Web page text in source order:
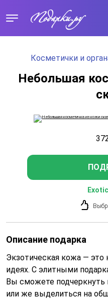
Косметички и
Небольшая
Описание подарка
Экзотическая кожа —
идеях. С элитными
Вы сможете
или же выделиться на